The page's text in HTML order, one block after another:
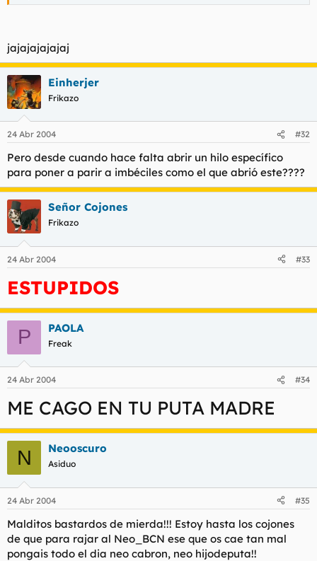
jajajajajajaj
Einherjer
Frikazo
24 Abr 2004 #32
Pero desde cuando hace falta abrir un hilo específico
para poner a parir a imbéciles como el que abrió este????
Señor Cojones
Frikazo
24 Abr 2004 #33
ESTUPIDOS
P PAOLA
Freak
24 Abr 2004 #34
ME CAGO EN TU PUTA MADRE
N Neooscuro
Asiduo
24 Abr 2004 #35
Malditos bastardos de mierda!!! Estoy hasta los cojones
de que para rajar al Neo_BCN ese que os cae tan mal
pongais todo el dia neo cabron, neo hijodeputa!!